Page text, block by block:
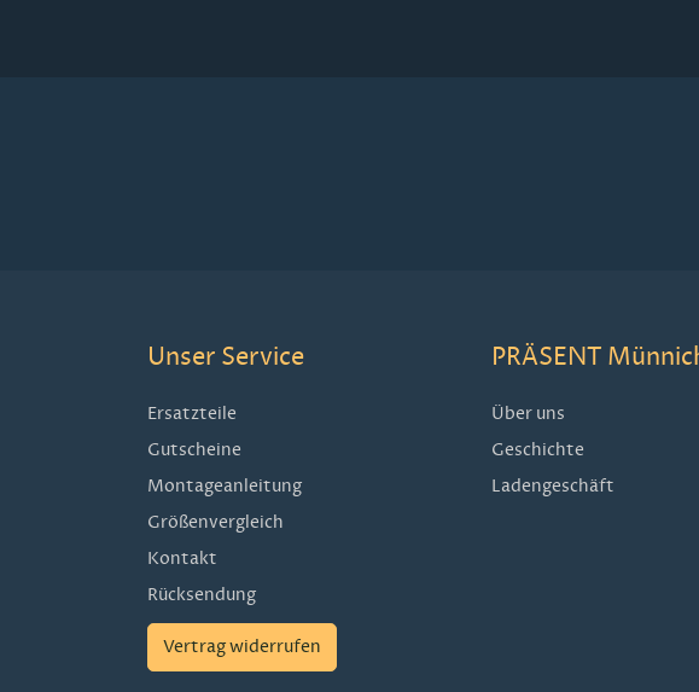
Unser Service
Ersatzteile
Gutscheine
Montageanleitung
Größenvergleich
Kontakt
Rücksendung
Vertrag widerrufen
PRÄSENT
Über uns
Geschichte
Ladengeschäft